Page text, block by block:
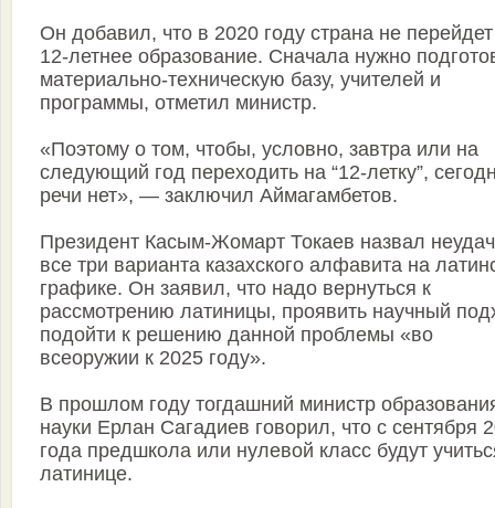
Он добавил, что в 2020 году страна не
12-летнее образование. Сначала нужно
материально-техническую базу, учителей и
программы, отметил министр.
«Поэтому о том, чтобы, условно, завтра или на
следующий год переходить на “12-летку”,
речи нет», — заключил Аймагамбетов.
Президент Касым-Жомарт Токаев назвал
все три варианта казахского алфавита на
графике. Он заявил, что надо вернуться к
рассмотрению латиницы, проявить научный
подойти к решению данной проблемы «во
всеоружии к 2025 году».
В прошлом году тогдашний министр
науки Ерлан Сагадиев говорил, что с сентября
года предшкола или нулевой класс будут
латинице.